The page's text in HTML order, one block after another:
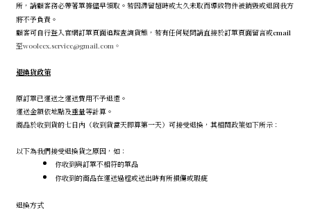
所，請顧客務必帶著單據儘早領取。若因滯留超時或太久未取而導致物件被銷毀或退回我方
將不予負責。
顧客可自行登入官網訂單頁面追蹤查詢貨態，若有任何疑問請直接於訂單頁面留言或email
至wooleex.service@gmail.com。
退換貨政策
原訂單已運送之運送費用不予退還。
運送金額依地點及重量等計算。
商品於收到貨的七日內（收到貨當天即算第一天）可接受退換，其相關政策如下所示：
以下為我們接受退換貨之原因，如：
你收到與訂單不相符的單品
你收到的商品在運送過程或送出時有所損傷或瑕疵
退換方式